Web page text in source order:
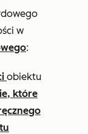
w
:
obiektu
które